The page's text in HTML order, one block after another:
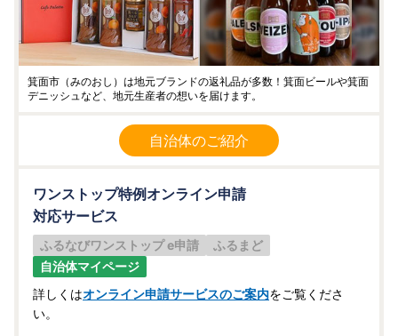
箕面市（みのおし）は地元ブランドの返礼品が多数！箕面ビールや箕面
デニッシュなど、地元生産者の想いを届けます。
自治体のご紹介
ワンストップ特例オンライン申請
対応サービス
ふるなびワンストップ e申請
ふるまど
自治体マイページ
詳しくはオンライン申請サービスのご案内をご覧くださ
い。